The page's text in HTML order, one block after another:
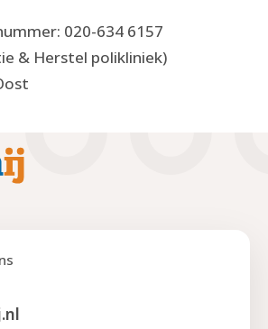
020-634 6157
& Herstel polikliniek)